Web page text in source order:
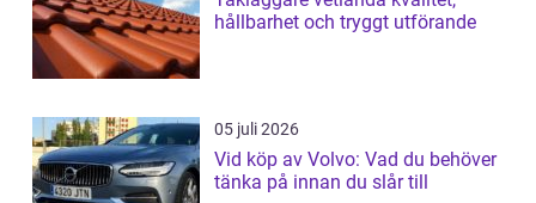
hållbarhet och tryggt utförande
05 juli 2026
Vid köp av Volvo: Vad du behöver
tänka på innan du slår till